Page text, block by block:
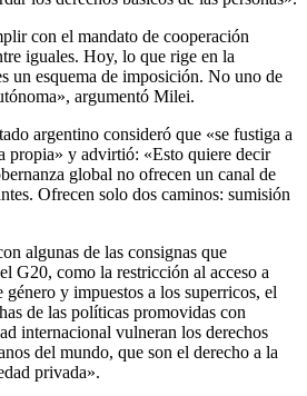
con el mandato de cooperación
iguales. Hoy, lo que rige en la
un esquema de imposición. No uno de
argumentó Milei.
argentino consideró que «se fustiga a
propia» y advirtió: «Esto quiere decir
global no ofrecen un canal de
Ofrecen solo dos caminos: sumisión
algunas de las consignas que
G20, como la restricción al acceso a
género y impuestos a los superricos, el
de las políticas promovidas con
internacional vulneran los derechos
del mundo, que son el derecho a la
privada».